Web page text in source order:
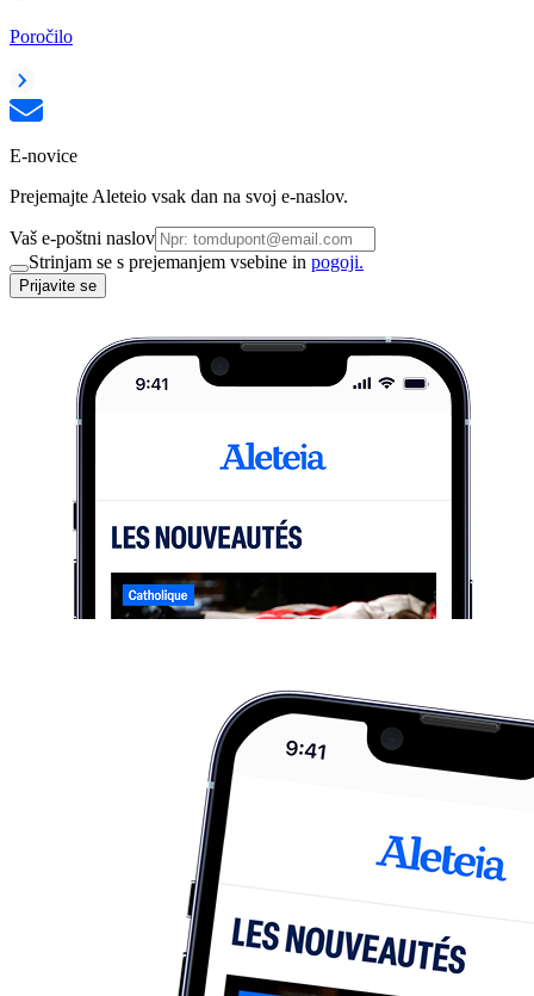
Poročilo
E-novice
Prejemajte Aleteio vsak dan na svoj e-naslov.
Vaš e-poštni naslov
Strinjam se s prejemanjem vsebine in pogoji.
Prijavite se